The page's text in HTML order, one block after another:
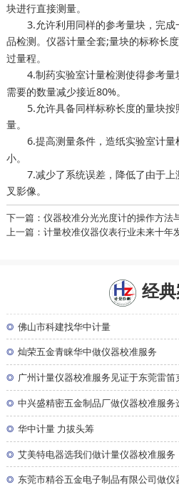
块进行直接测量。
3.允许利用同样的参考量块，完
品检测。 仪器计量全套;量块的标称长
过量程。
4.制药实验室计量检测使得参考量
需要的数量减少接近80%。
5.允许具备同样标称长度的量块
量。
6.提高测量条件， 造纸实验室计量
小。
7.减少了系统误差，降低了由于
叉影像。
下一篇：仪器校准分光光度计的操作方法
上一篇：计量校准仪器仪表行业未来十年
经
◎ 佛山市科建找华中计量
◎ 灿荣五金青睐华中做仪器校准服务
◎ 广州计量仪器校准服务见证于东莞雷笛
◎ 中兴盛精密五金制品厂做仪器校准服务
◎ 华中计量 力拔头筹
◎ 艾美特电器选我们做计量仪器校准服务
◎ 东莞市精谷五金电子制品有限公司做仪